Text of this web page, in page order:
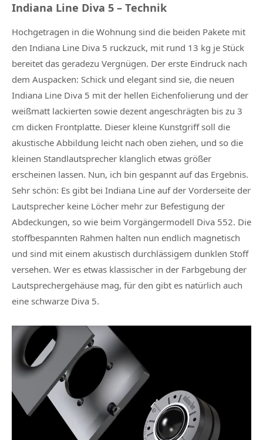
Indiana Line Diva 5 – Technik
Hochgetragen in die Wohnung sind die beiden Pakete mit
den Indiana Line Diva 5 ruckzuck, mit rund 13 kg je Stück
bereitet das geradezu Vergnügen. Der erste Eindruck nach
dem Auspacken: Schick und elegant sind sie, die neuen
Indiana Line Diva 5 mit der hellen Eichenfolierung und der
weißmatt lackierten sowie dezent angeschrägten bis zu 3
cm dicken Frontplatte. Dieser kleine Kunstgriff soll die
akustische Abbildung leicht nach oben ziehen, und so die
kleinen Standlautsprecher klanglich etwas größer
erscheinen lassen. Nun, ich bin gespannt auf das Ergebnis.
Sehr schön: Es gibt bei Indiana Line auf der Vorderseite der
Lautsprecher keine Löcher mehr zur Befestigung der
Abdeckungen, so wie beim Vorgängermodell Diva 552. Die
stoffbespannten Rahmen halten nun endlich magnetisch
und sind mit einem akustisch durchlässigem dunklen Stoff
versehen. Wer es etwas klassischer in der Farbgebung der
Lautsprechergehäuse mag, für den gibt es natürlich auch
eine schwarze Diva 5.